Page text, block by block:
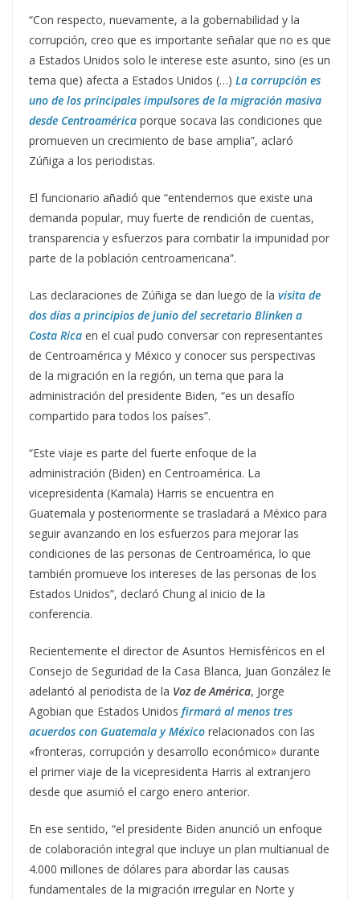
“Con respecto, nuevamente, a la gobernabilidad y la
corrupción, creo que es importante señalar que no es que
a Estados Unidos solo le interese este asunto, sino (es un
tema que) afecta a Estados Unidos (…) La corrupción es
uno de los principales impulsores de la migración masiva
desde Centroamérica porque socava las condiciones que
promueven un crecimiento de base amplia”, aclaró
Zúñiga a los periodistas.
El funcionario añadió que “entendemos que existe una
demanda popular, muy fuerte de rendición de cuentas,
transparencia y esfuerzos para combatir la impunidad por
parte de la población centroamericana”.
Las declaraciones de Zúñiga se dan luego de la visita de
dos días a principios de junio del secretario Blinken a
Costa Rica en el cual pudo conversar con representantes
de Centroamérica y México y conocer sus perspectivas
de la migración en la región, un tema que para la
administración del presidente Biden, “es un desafío
compartido para todos los países”.
“Este viaje es parte del fuerte enfoque de la
administración (Biden) en Centroamérica. La
vicepresidenta (Kamala) Harris se encuentra en
Guatemala y posteriormente se trasladará a México para
seguir avanzando en los esfuerzos para mejorar las
condiciones de las personas de Centroamérica, lo que
también promueve los intereses de las personas de los
Estados Unidos”, declaró Chung al inicio de la
conferencia.
Recientemente el director de Asuntos Hemisféricos en el
Consejo de Seguridad de la Casa Blanca, Juan González le
adelantó al periodista de la Voz de América, Jorge
Agobian que Estados Unidos firmará al menos tres
acuerdos con Guatemala y México relacionados con las
«fronteras, corrupción y desarrollo económico» durante
el primer viaje de la vicepresidenta Harris al extranjero
desde que asumió el cargo enero anterior.
En ese sentido, “el presidente Biden anunció un enfoque
de colaboración integral que incluye un plan multianual de
4.000 millones de dólares para abordar las causas
fundamentales de la migración irregular en Norte y